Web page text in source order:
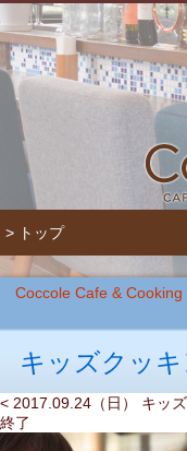
> トップ
Coccole Cafe & Cooking
キッズクッ
< 2017.09.24（日） キッ
終了